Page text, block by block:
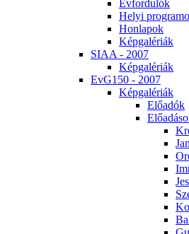
Év­for­du­lók
He­lyi
Hon­la­pok
Kép­ga­lé­ri­ák
SI­AA - 2007
Kép­ga­lé­ri­ák
EvG150 - 2007
Kép­ga­lé­ri­ák
Elő­adók